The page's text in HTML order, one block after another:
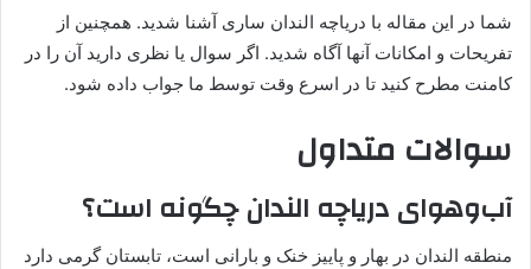
شما در این مقاله با دریاچه الندان ساری آشنا شدید. همچنین از
تفریحات و امکانات آنها آگاه شدید. اگر سوال یا نظری دارید آن را در
کامنت مطرح کنید تا در اسرع وقت توسط ما جواب داده شود.
سوالات متداول
آب‌وهوای دریاچه الندان چگونه است؟
منطقه الندان در بهار و پاییز خنک و بارانی است، تابستان گرمی دارد